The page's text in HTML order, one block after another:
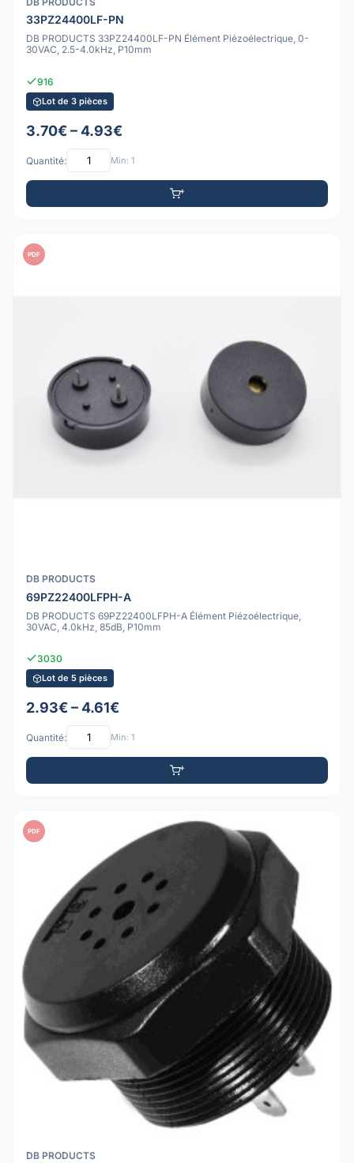
33PZ24400LF-PN
DB PRODUCTS 33PZ24400LF-PN Élément Piézoélectrique, 0-
30VAC, 2.5-4.0kHz, P10mm
916
Lot de 3 pièces
3.70€ – 4.93€
Quantité: Min: 1
PDF
DB PRODUCTS
69PZ22400LFPH-A
DB PRODUCTS 69PZ22400LFPH-A Élément Piézoélectrique,
30VAC, 4.0kHz, 85dB, P10mm
3030
Lot de 5 pièces
2.93€ – 4.61€
Quantité: Min: 1
PDF
DB PRODUCTS